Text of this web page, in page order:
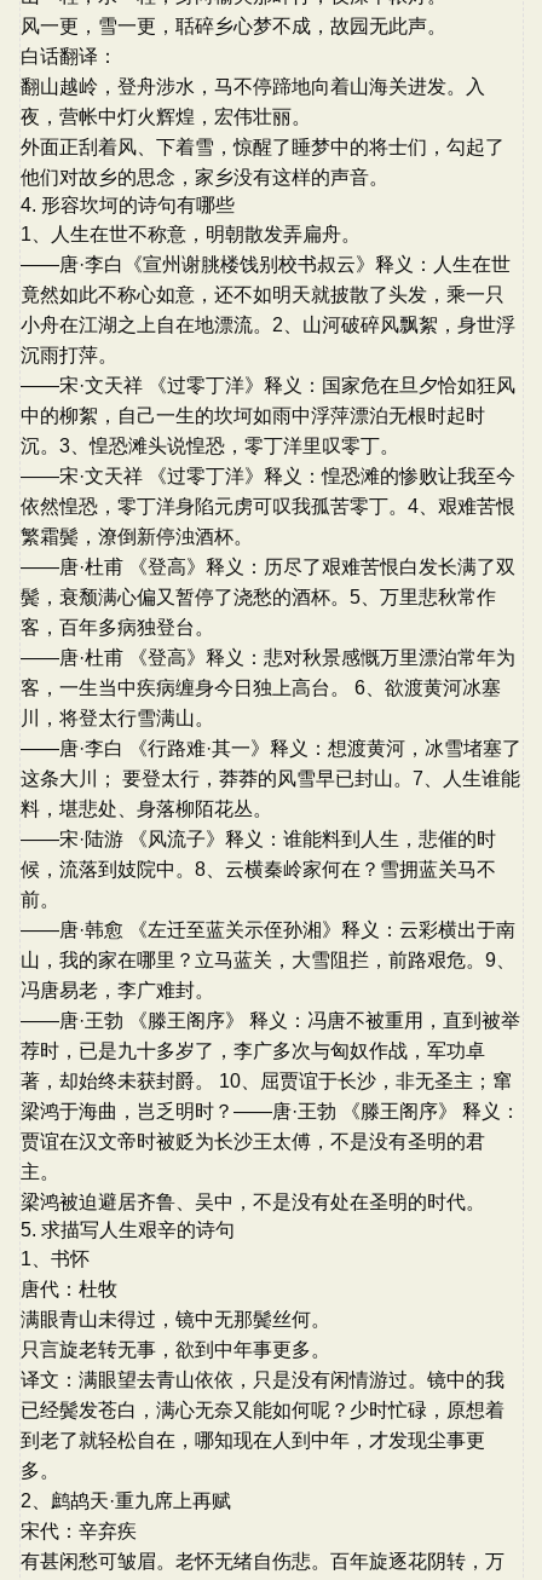
风一更，雪一更，聒碎乡心梦不成，故园无此声。
白话翻译：
翻山越岭，登舟涉水，马不停蹄地向着山海关进发。入
夜，营帐中灯火辉煌，宏伟壮丽。
外面正刮着风、下着雪，惊醒了睡梦中的将士们，勾起了
他们对故乡的思念，家乡没有这样的声音。
4. 形容坎坷的诗句有哪些
1、人生在世不称意，明朝散发弄扁舟。
——唐·李白《宣州谢朓楼饯别校书叔云》释义：人生在世
竟然如此不称心如意，还不如明天就披散了头发，乘一只
小舟在江湖之上自在地漂流。2、山河破碎风飘絮，身世浮
沉雨打萍。
——宋·文天祥 《过零丁洋》释义：国家危在旦夕恰如狂风
中的柳絮，自己一生的坎坷如雨中浮萍漂泊无根时起时
沉。3、惶恐滩头说惶恐，零丁洋里叹零丁。
——宋·文天祥 《过零丁洋》释义：惶恐滩的惨败让我至今
依然惶恐，零丁洋身陷元虏可叹我孤苦零丁。4、艰难苦恨
繁霜鬓，潦倒新停浊酒杯。
——唐·杜甫 《登高》释义：历尽了艰难苦恨白发长满了双
鬓，衰颓满心偏又暂停了浇愁的酒杯。5、万里悲秋常作
客，百年多病独登台。
——唐·杜甫 《登高》释义：悲对秋景感慨万里漂泊常年为
客，一生当中疾病缠身今日独上高台。 6、欲渡黄河冰塞
川，将登太行雪满山。
——唐·李白 《行路难·其一》释义：想渡黄河，冰雪堵塞了
这条大川； 要登太行，莽莽的风雪早已封山。7、人生谁能
料，堪悲处、身落柳陌花丛。
——宋·陆游 《风流子》释义：谁能料到人生，悲催的时
候，流落到妓院中。8、云横秦岭家何在？雪拥蓝关马不
前。
——唐·韩愈 《左迁至蓝关示侄孙湘》释义：云彩横出于南
山，我的家在哪里？立马蓝关，大雪阻拦，前路艰危。9、
冯唐易老，李广难封。
——唐·王勃 《滕王阁序》 释义：冯唐不被重用，直到被举
荐时，已是九十多岁了，李广多次与匈奴作战，军功卓
著，却始终未获封爵。 10、屈贾谊于长沙，非无圣主；窜
梁鸿于海曲，岂乏明时？——唐·王勃 《滕王阁序》 释义：
贾谊在汉文帝时被贬为长沙王太傅，不是没有圣明的君
主。
梁鸿被迫避居齐鲁、吴中，不是没有处在圣明的时代。
5. 求描写人生艰辛的诗句
1、书怀
唐代：杜牧
满眼青山未得过，镜中无那鬓丝何。
只言旋老转无事，欲到中年事更多。
译文：满眼望去青山依依，只是没有闲情游过。镜中的我
已经鬓发苍白，满心无奈又能如何呢？少时忙碌，原想着
到老了就轻松自在，哪知现在人到中年，才发现尘事更
多。
2、鹧鸪天·重九席上再赋
宋代：辛弃疾
有甚闲愁可皱眉。老怀无绪自伤悲。百年旋逐花阴转，万